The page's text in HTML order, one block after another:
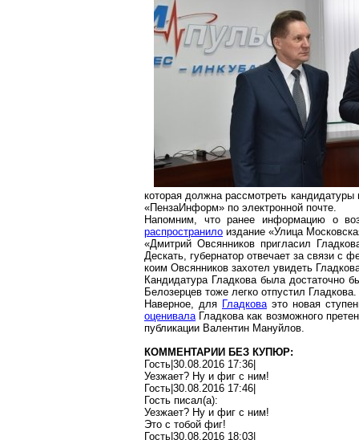
которая должна рассмотреть
«ПензаИнформ» по электронной почте.
Напомним, что ранее информацию о
распространило издание «Улица
«Дмитрий Овсянников пригласил
Дескать, губернатор отвечает за связи с
коим Овсянников захотел увидеть
Кандидатура Гладкова была достаточно
Белозерцев тоже легко отпустил Гладкова.
Наверное, для Гладковаэто новая
оценивалаГладкова как возможного
публикации Валентин Мануйлов.
КОММЕНТАРИИ БЕЗ КУПЮР:
Гость|30.08.2016 17:36|
Уезжает? Ну и фиг с ним!
Гость|30.08.2016 17:46|
Гость писал(a):
Уезжает? Ну и фиг с ним!
Это с тобой фиг!
Гость|30.08.2016 18:03|